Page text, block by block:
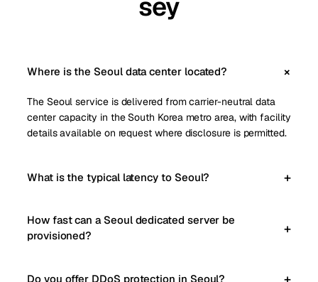
sey
Where is the Seoul data center located?
The Seoul service is delivered from carrier-neutral data
center capacity in the South Korea metro area, with facility
details available on request where disclosure is permitted.
What is the typical latency to Seoul?
How fast can a Seoul dedicated server be
provisioned?
Do you offer DDoS protection in Seoul?